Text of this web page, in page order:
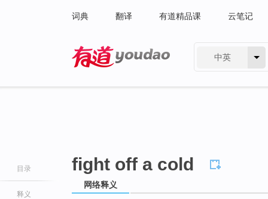
词典 翻译 有道精品课 云笔记
中英
目录
释义
fight off a cold
网络释义